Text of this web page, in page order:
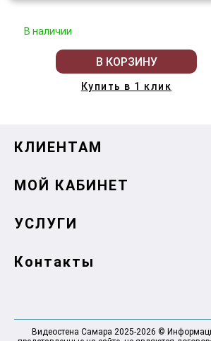
В наличии
В КОРЗИНУ
Купить в 1 клик
КЛИЕНТАМ
МОЙ КАБИНЕТ
УСЛУГИ
Контакты
Видеостена Самара 2025-2026 ©